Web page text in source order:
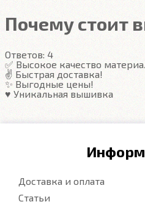
Почему стоит
Ответов: 4
✅ Высокое качество
✌️ Быстрая доставка!
✨ Выгодные цены!
♥️ Уникальная вышивка
Доставка и оплата
Статьи